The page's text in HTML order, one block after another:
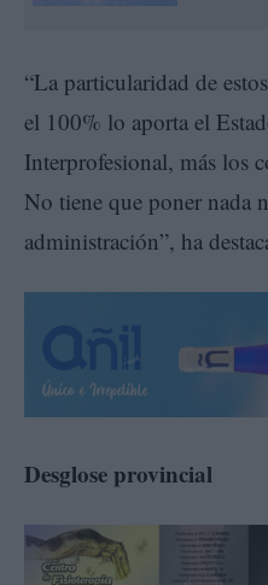
“La particularidad de
el 100% lo aporta el
Interprofesional, más los
No tiene que poner nada
administración”, ha
Desglose provincial